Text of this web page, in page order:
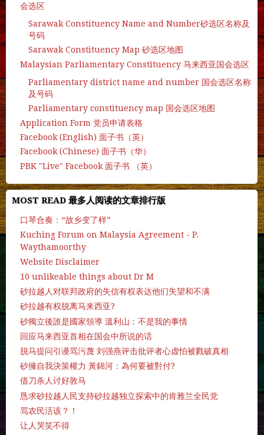
会选区
Sarawak Constituency Name and Number砂选区名称及
号码
Sarawak Constituency Map 砂选区地图
Malaysian Parliamentary Constituency 马来西亚国会选区
Parliamentary district name and number 国会选区名称
及号码
Parliamentary constituency map 国会选区地图
Application Form 党员申请表格
Facebook (English) 面子书（英）
Facebook (Chinese) 面子书（华）
PBK "Live" Facebook 面子书 （英）
MOST READ 最多人阅读的文章排行版
口琴合奏：“故乡变了样”
Kuching Forum on Malaysia Agreement - P.
Waythamoorthy
Website Disclaimer
10 unlikeable things about Dr M
砂拉越人对联邦政府的失信有权表达他们失望和不满
砂拉越有权脱离马来西亚?
砂獨立後誰是國家領導 溫利山：不是我的事情
回应马来西亚首相在国会中所说的话
脱马提问引谩骂污蔑 刘强燕评击批评者心虚怕被戮破真相
砂擁自我決策權力 黃錦河：為何要被對付?
借刀杀人讨好敦马
恳求砂拉越人民支持砂拉越独立探索中的肯雅兰全民党
骂农民活该？！
让人哭笑不得